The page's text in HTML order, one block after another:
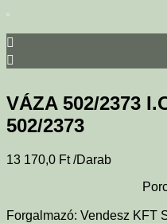
VÁZA 502/2373
502/2373
13 170,0 Ft /Darab
Forgalmazó: Vendesz KFT